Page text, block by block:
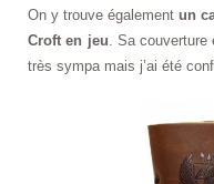
On y trouve égalementun
Croft en jeu . Sa
très sympa mais j’ai été